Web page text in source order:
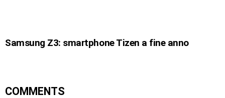
Samsung Z3: smartphone Tizen a fine anno
COMMENTS